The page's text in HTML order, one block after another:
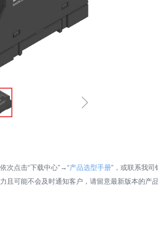
ꁇ
次点击“下载中心”→“产品选型手册”，或联系我司
且可能不会及时通知客户，请留意最新版本的产